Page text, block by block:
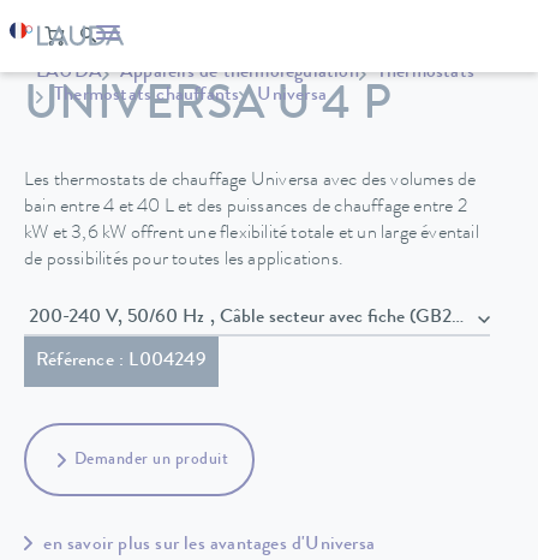
LAUDA Appareils de thermorégulation
Thermostats
Thermostats chauffants
Universa
UNIVERSA U 4 P
Les thermostats de chauffage Universa avec des volumes de
bain entre 4 et 40 L et des puissances de chauffage entre 2
kW et 3,6 kW offrent une flexibilité totale et un large éventail
de possibilités pour toutes les applications.
200-240 V, 50/60 Hz , Câble secteur avec fiche (GB2099,
Référence : L004249
Demander un produit
en savoir plus sur les avantages d'Universa